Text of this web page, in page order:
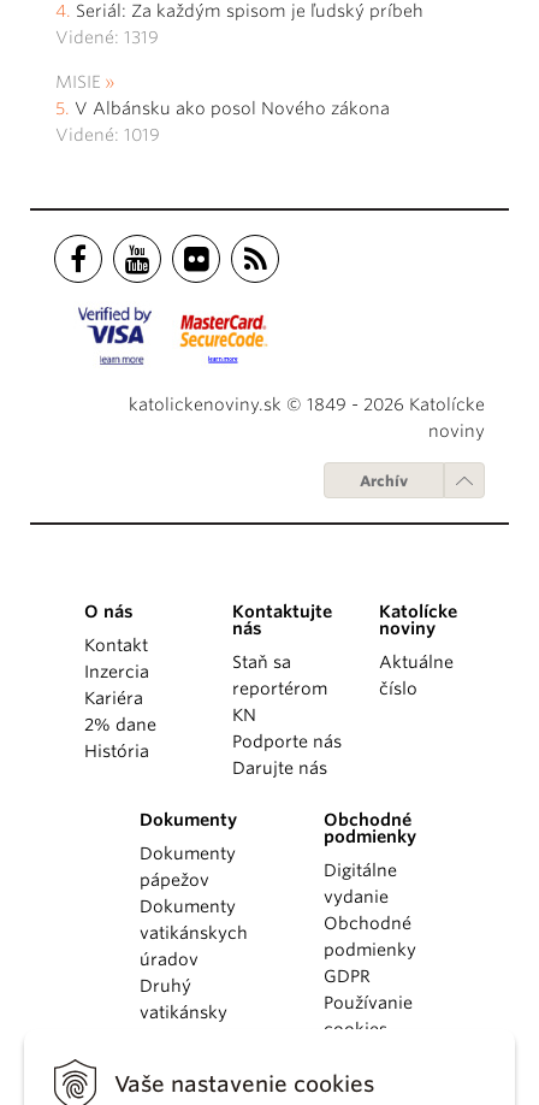
Vaše nastavenie cookies
Seriál: Za každým spisom je ľudský príbeh
Videné: 1319
MISIE
V Albánsku ako posol Nového zákona
Videné: 1019
katolickenoviny.sk © 1849 - 2026 Katolícke
noviny
Archív
O nás
Kontakt
Inzercia
Kariéra
2% dane
História
Kontaktujte
nás
Staň sa
reportérom
KN
Podporte nás
Darujte nás
Katolícke
noviny
Aktuálne
číslo
Dokumenty
Dokumenty
pápežov
Dokumenty
vatikánskych
úradov
Druhý
vatikánsky
KBS
Obchodné
podmienky
Digitálne
vydanie
Obchodné
podmienky
GDPR
Používanie
cookies